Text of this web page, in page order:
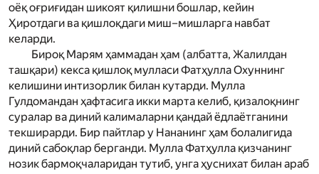
оёқ оғриғидан шикоят қилишни бошлар, кейин
Ҳиротдаги ва қишлоқдаги миш–мишларга навбат
келарди.
Бироқ Мар­ям ҳаммадан ҳам (албатта, Жалилдан
ташқари) кекса қишлоқ мулласи Фатҳулла Охуннинг
келишини интизорлик билан кутарди. Мулла
Гулдомандан ҳафтасига икки марта келиб, қизалоқнинг
суралар ва диний калималарни қандай ёдлаётганини
текширарди. Бир пайтлар у Нананинг ҳам болалигида
диний сабоқлар берганди. Мулла Фатҳулла қизчанинг
нозик бармоқчаларидан тутиб, унга ҳуснихат билан араб